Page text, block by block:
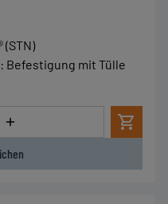
(STN)
Befestigung mit Tülle